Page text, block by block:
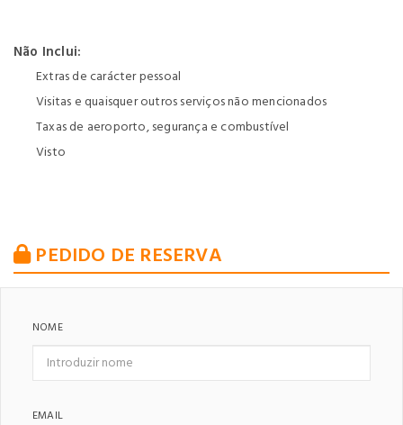
Não Inclui:
Extras de carácter pessoal
Visitas e quaisquer outros serviços não mencionados
Taxas de aeroporto, segurança e combustível
Visto
PEDIDO DE RESERVA
NOME
EMAIL